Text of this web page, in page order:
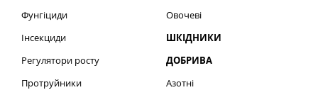
Фунгіциди
Інсекциди
Регулятори росту
Протруйники
Овочеві
ШКІДНИКИ
ДОБРИВА
Азотні